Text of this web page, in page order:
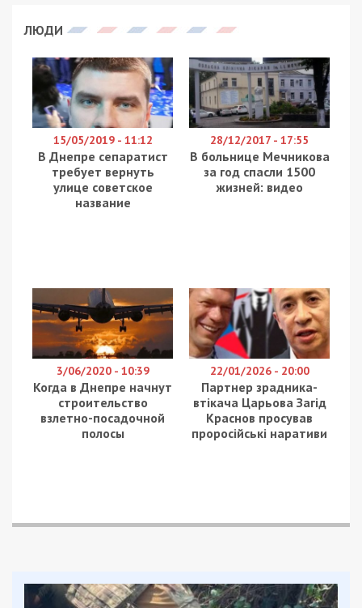
ЛЮДИ
15/05/2019 - 11:12
В Днепре сепаратист
требует вернуть
улице советское
название
28/12/2017 - 17:55
В больнице Мечникова
за год спасли 1500
жизней: видео
3/06/2020 - 10:39
Когда в Днепре начнут
строительство
взлетно-посадочной
полосы
22/01/2026 - 20:00
Партнер зрадника-
втікача Царьова Загід
Краснов просував
проросійські наративи